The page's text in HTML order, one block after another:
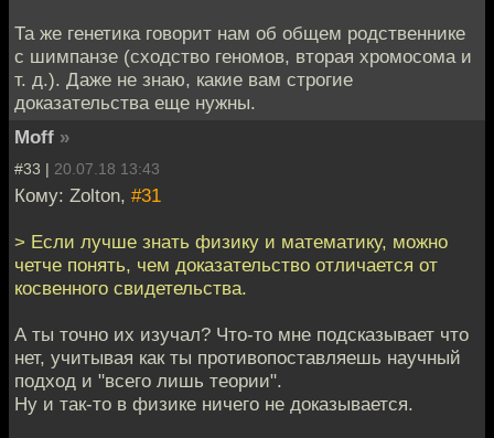
Та же генетика говорит нам об общем родственнике
с шимпанзе (сходство геномов, вторая хромосома и
т. д.). Даже не знаю, какие вам строгие
доказательства еще нужны.
Moff »
#33 | 20.07.18 13:43
Кому: Zolton, #31
> Если лучше знать физику и математику, можно
четче понять, чем доказательство отличается от
косвенного свидетельства.
А ты точно их изучал? Что-то мне подсказывает что
нет, учитывая как ты противопоставляешь научный
подход и "всего лишь теории".
Ну и так-то в физике ничего не доказывается.